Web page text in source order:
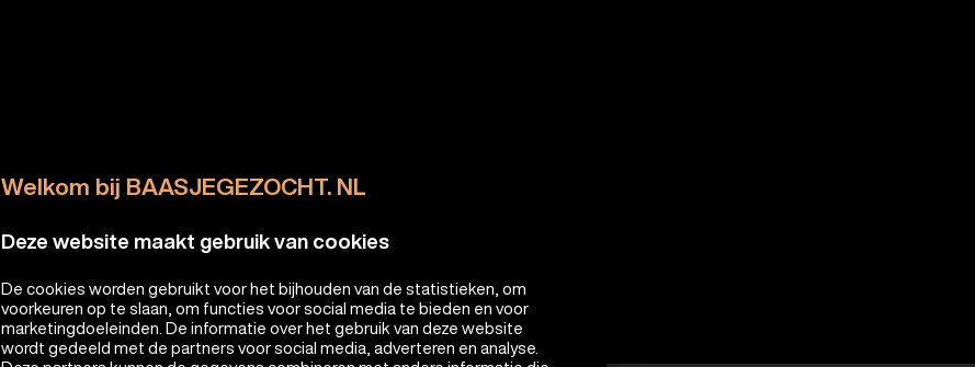
Welkom bij BAASJEGEZOCHT. NL
Deze website maakt gebruik van cookies
De cookies worden gebruikt voor het bijhouden van de statistieken, om
voorkeuren op te slaan, om functies voor social media te bieden en voor
marketingdoeleinden. De informatie over het gebruik van deze website
wordt gedeeld met de partners voor social media, adverteren en analyse.